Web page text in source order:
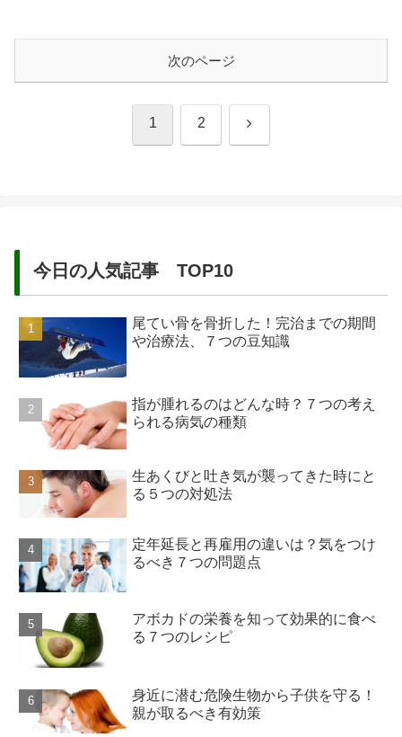
後の生活は変わってきます。まさに、結
う。...
次のページ
1 2 次
今日の人気記事 TOP10
尾てい骨を骨折した！完治までの期間
や治療法、７つの豆知識
指が腫れるのはどんな時？７つの考え
られる病気の種類
生あくびと吐き気が襲ってきた時にと
る５つの対処法
定年延長と再雇用の違いは？気をつけ
るべき７つの問題点
アボカドの栄養を知って効果的に食べ
る７つのレシピ
身近に潜む危険生物から子供を守る！
親が取るべき有効策